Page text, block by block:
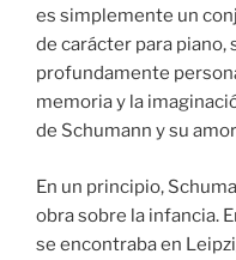
es simplemente un
de carácter para
profundamente
memoria y la
de Schumann y su
En un principio,
obra sobre la infancia.
se encontraba en